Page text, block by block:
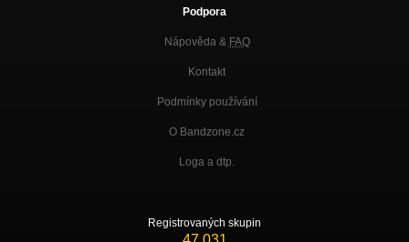
Podpora
Nápověda & FAQ
Kontakt
Podmínky používání
O Bandzone.cz
Loga a dtp.
Registrovaných skupin